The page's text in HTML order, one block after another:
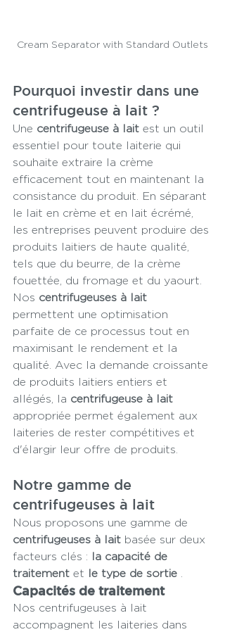
Cream Separator with Standard Outlets
Pourquoi investir dans une
centrifugeuse à lait ?
Une centrifugeuse à lait est un outil
essentiel pour toute laiterie qui
souhaite extraire la crème
efficacement tout en maintenant la
consistance du produit. En séparant
le lait en crème et en lait écrémé,
les entreprises peuvent produire des
produits laitiers de haute qualité,
tels que du beurre, de la crème
fouettée, du fromage et du yaourt.
Nos centrifugeuses à lait
permettent une optimisation
parfaite de ce processus tout en
maximisant le rendement et la
qualité. Avec la demande croissante
de produits laitiers entiers et
allégés, la centrifugeuse à lait
appropriée permet également aux
laiteries de rester compétitives et
d'élargir leur offre de produits.
Notre gamme de
centrifugeuses à lait
Nous proposons une gamme de
centrifugeuses à lait basée sur deux
facteurs clés : la capacité de
traitement et le type de sortie
Capacités de traitement
Nos centrifugeuses à lait
accompagnent les laiteries dans